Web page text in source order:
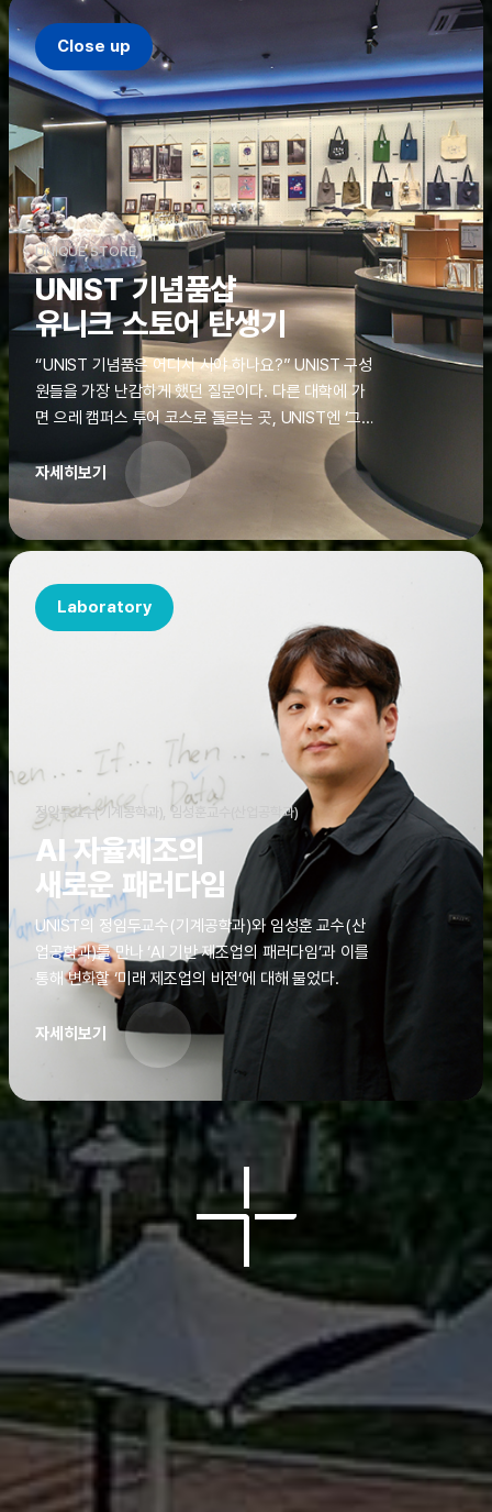
Close up
UNIQUE STORE
UNIST 기념품샵
유니크 스토어 탄생기
“UNIST 기념품은 어디서 사야 하나요?” UNIST 구성
원들을 가장 난감하게 했던 질문이다. 다른 대학에 가
면 으레 캠퍼스 투어 코스로 들르는 곳, UNIST엔 ‘그
것’이 없었다. 학교 탐방을 왔던 고등학생도, 자녀를 방
문하러 온 학부모도 빈손으로 돌려보내야 했던 아쉬움
을 달래줄 공간이 ‘유니크 스토어(UNIQUE
STORE)’라는 이름으로 지난해 11월 문을 열었다.
자세히보기
Laboratory
정임두교수(기계공학과), 임성훈교수(산업공학과)
AI 자율제조의
새로운 패러다임
UNIST의 정임두교수(기계공학과)와 임성훈 교수(산
업공학과)를 만나 ‘AI 기반 제조업의 패러다임’과 이를
통해 변화할 ‘미래 제조업의 비전’에 대해 물었다.
자세히보기